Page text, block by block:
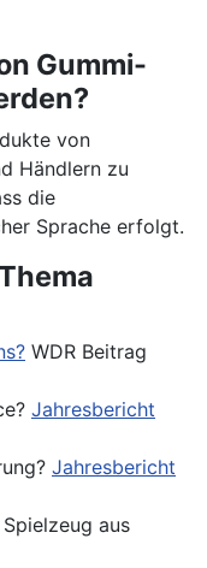
Gummi-
von
Händlern zu
die
Sprache erfolgt.
WDR Beitrag
Jahresbericht
Jahresbericht
aus